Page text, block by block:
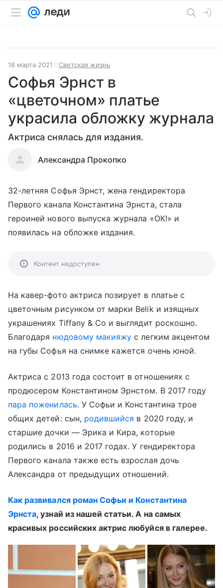
18 марта 2021 Светская жизнь
Софья Эрнст в
«цветочном» платье
украсила обложку журнала
Актриса снялась для издания.
Александра Прокопко
32-летняя Софья Эрнст, жена гендиректора
Первого канала Константина Эрнста, стала
героиней нового выпуска журнала «ОК!» и
появилась на обложке издания.
Контент недоступен
На кавер-фото актриса позирует в платье с
цветочным рисунком от марки Belik и изящных
украшениях Tiffany & Co и выглядит роскошно.
Благодаря нюдовому макияжу с легким акцентом
на губы Софья на снимке кажется очень юной.
Актриса с 2013 года состоит в отношениях с
продюсером Константином Эрнстом. В 2017 году
пара поженилась. У Софьи и Конcтантина трое
общих детей: сын, родившийся в 2020 году, и
старшие дочки — Эрика и Кира, которые
родились в 2016 и 2017 годах. У гендиректора
Первого канала также есть взрослая дочь
Александра от предыдущих отношений.
Как развивался роман Софьи и Константина
Эрнста, узнай из нашей статьи. А на самых
красивых российских актрис любуйся в галерее.